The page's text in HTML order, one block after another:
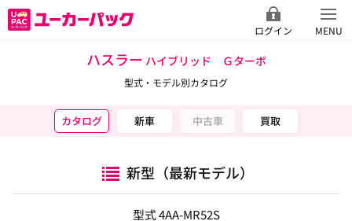
ログイン MENU
ハスラー ハイブリッド Ｇターボ
型式・モデル別カタログ
カタログ 新車 中古車 買取
新型（最新モデル）
型式 4AA-MR52S